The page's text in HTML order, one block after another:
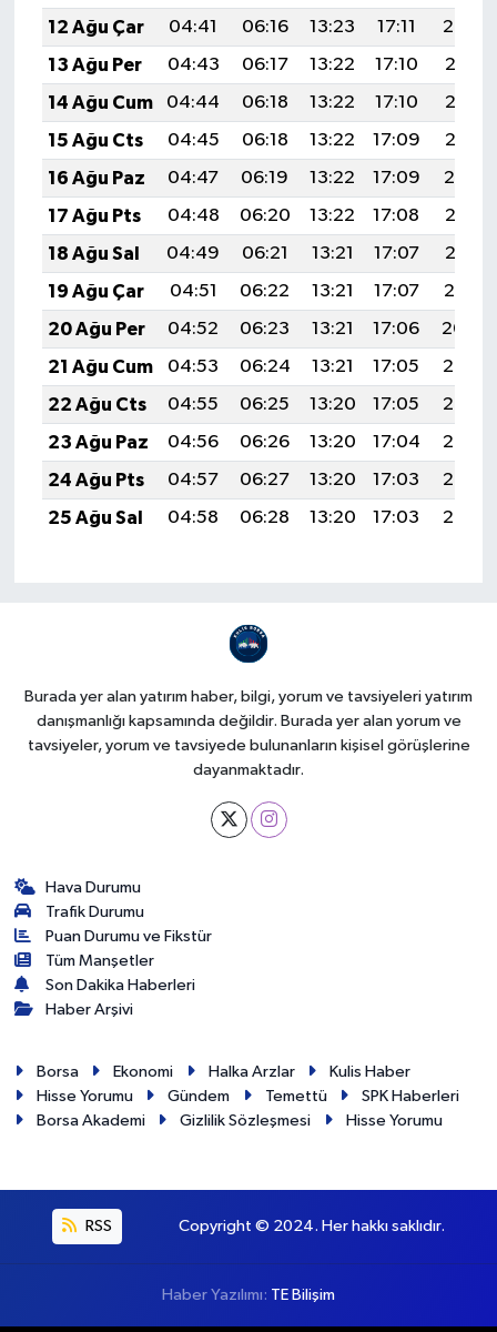
12 Ağu Çar
04:41 06:16 13:23 17:11
20:20
13 Ağu Per
04:43 06:17 13:22 17:10
20:18
14 Ağu Cum
04:44 06:18 13:22 17:10
20:17
15 Ağu Cts
04:45 06:18 13:22 17:09
20:16
16 Ağu Paz
04:47 06:19 13:22 17:09
20:14
17 Ağu Pts
04:48 06:20 13:22 17:08
20:13
18 Ağu Sal
04:49 06:21 13:21 17:07
20:12
19 Ağu Çar
04:51 06:22 13:21 17:07
20:10
20 Ağu Per
04:52 06:23 13:21 17:06
20:09
21 Ağu Cum
04:53 06:24 13:21 17:05
20:08
22 Ağu Cts
04:55 06:25 13:20 17:05
20:06
23 Ağu Paz
04:56 06:26 13:20 17:04
20:05
24 Ağu Pts
04:57 06:27 13:20 17:03
20:03
25 Ağu Sal
04:58 06:28 13:20 17:03 20:02
Burada yer alan yatırım haber, bilgi, yorum ve tavsiyeleri yatırım
danışmanlığı kapsamında değildir. Burada yer alan yorum ve
tavsiyeler, yorum ve tavsiyede bulunanların kişisel görüşlerine
dayanmaktadır.
Hava Durumu
Trafik Durumu
Puan Durumu ve Fikstür
Tüm Manşetler
Son Dakika Haberleri
Haber Arşivi
Borsa Ekonomi Halka Arzlar
Kulis Haber
Hisse Yorumu
Gündem Temettü
SPK Haberleri
Borsa Akademi
Gizlilik Sözleşmesi Hisse Yorumu
RSS Copyright © 2024. Her hakkı saklıdır.
Haber Yazılımı: TE Bilişim